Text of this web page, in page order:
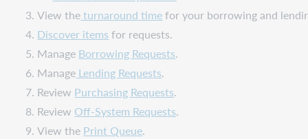
View theturnaround timefor your borrowing and
Discover items for requests.
Manage Borrowing Requests.
Manage Lending Requests.
Review Purchasing Requests.
Review Off-System Requests.
View the Print Queue.